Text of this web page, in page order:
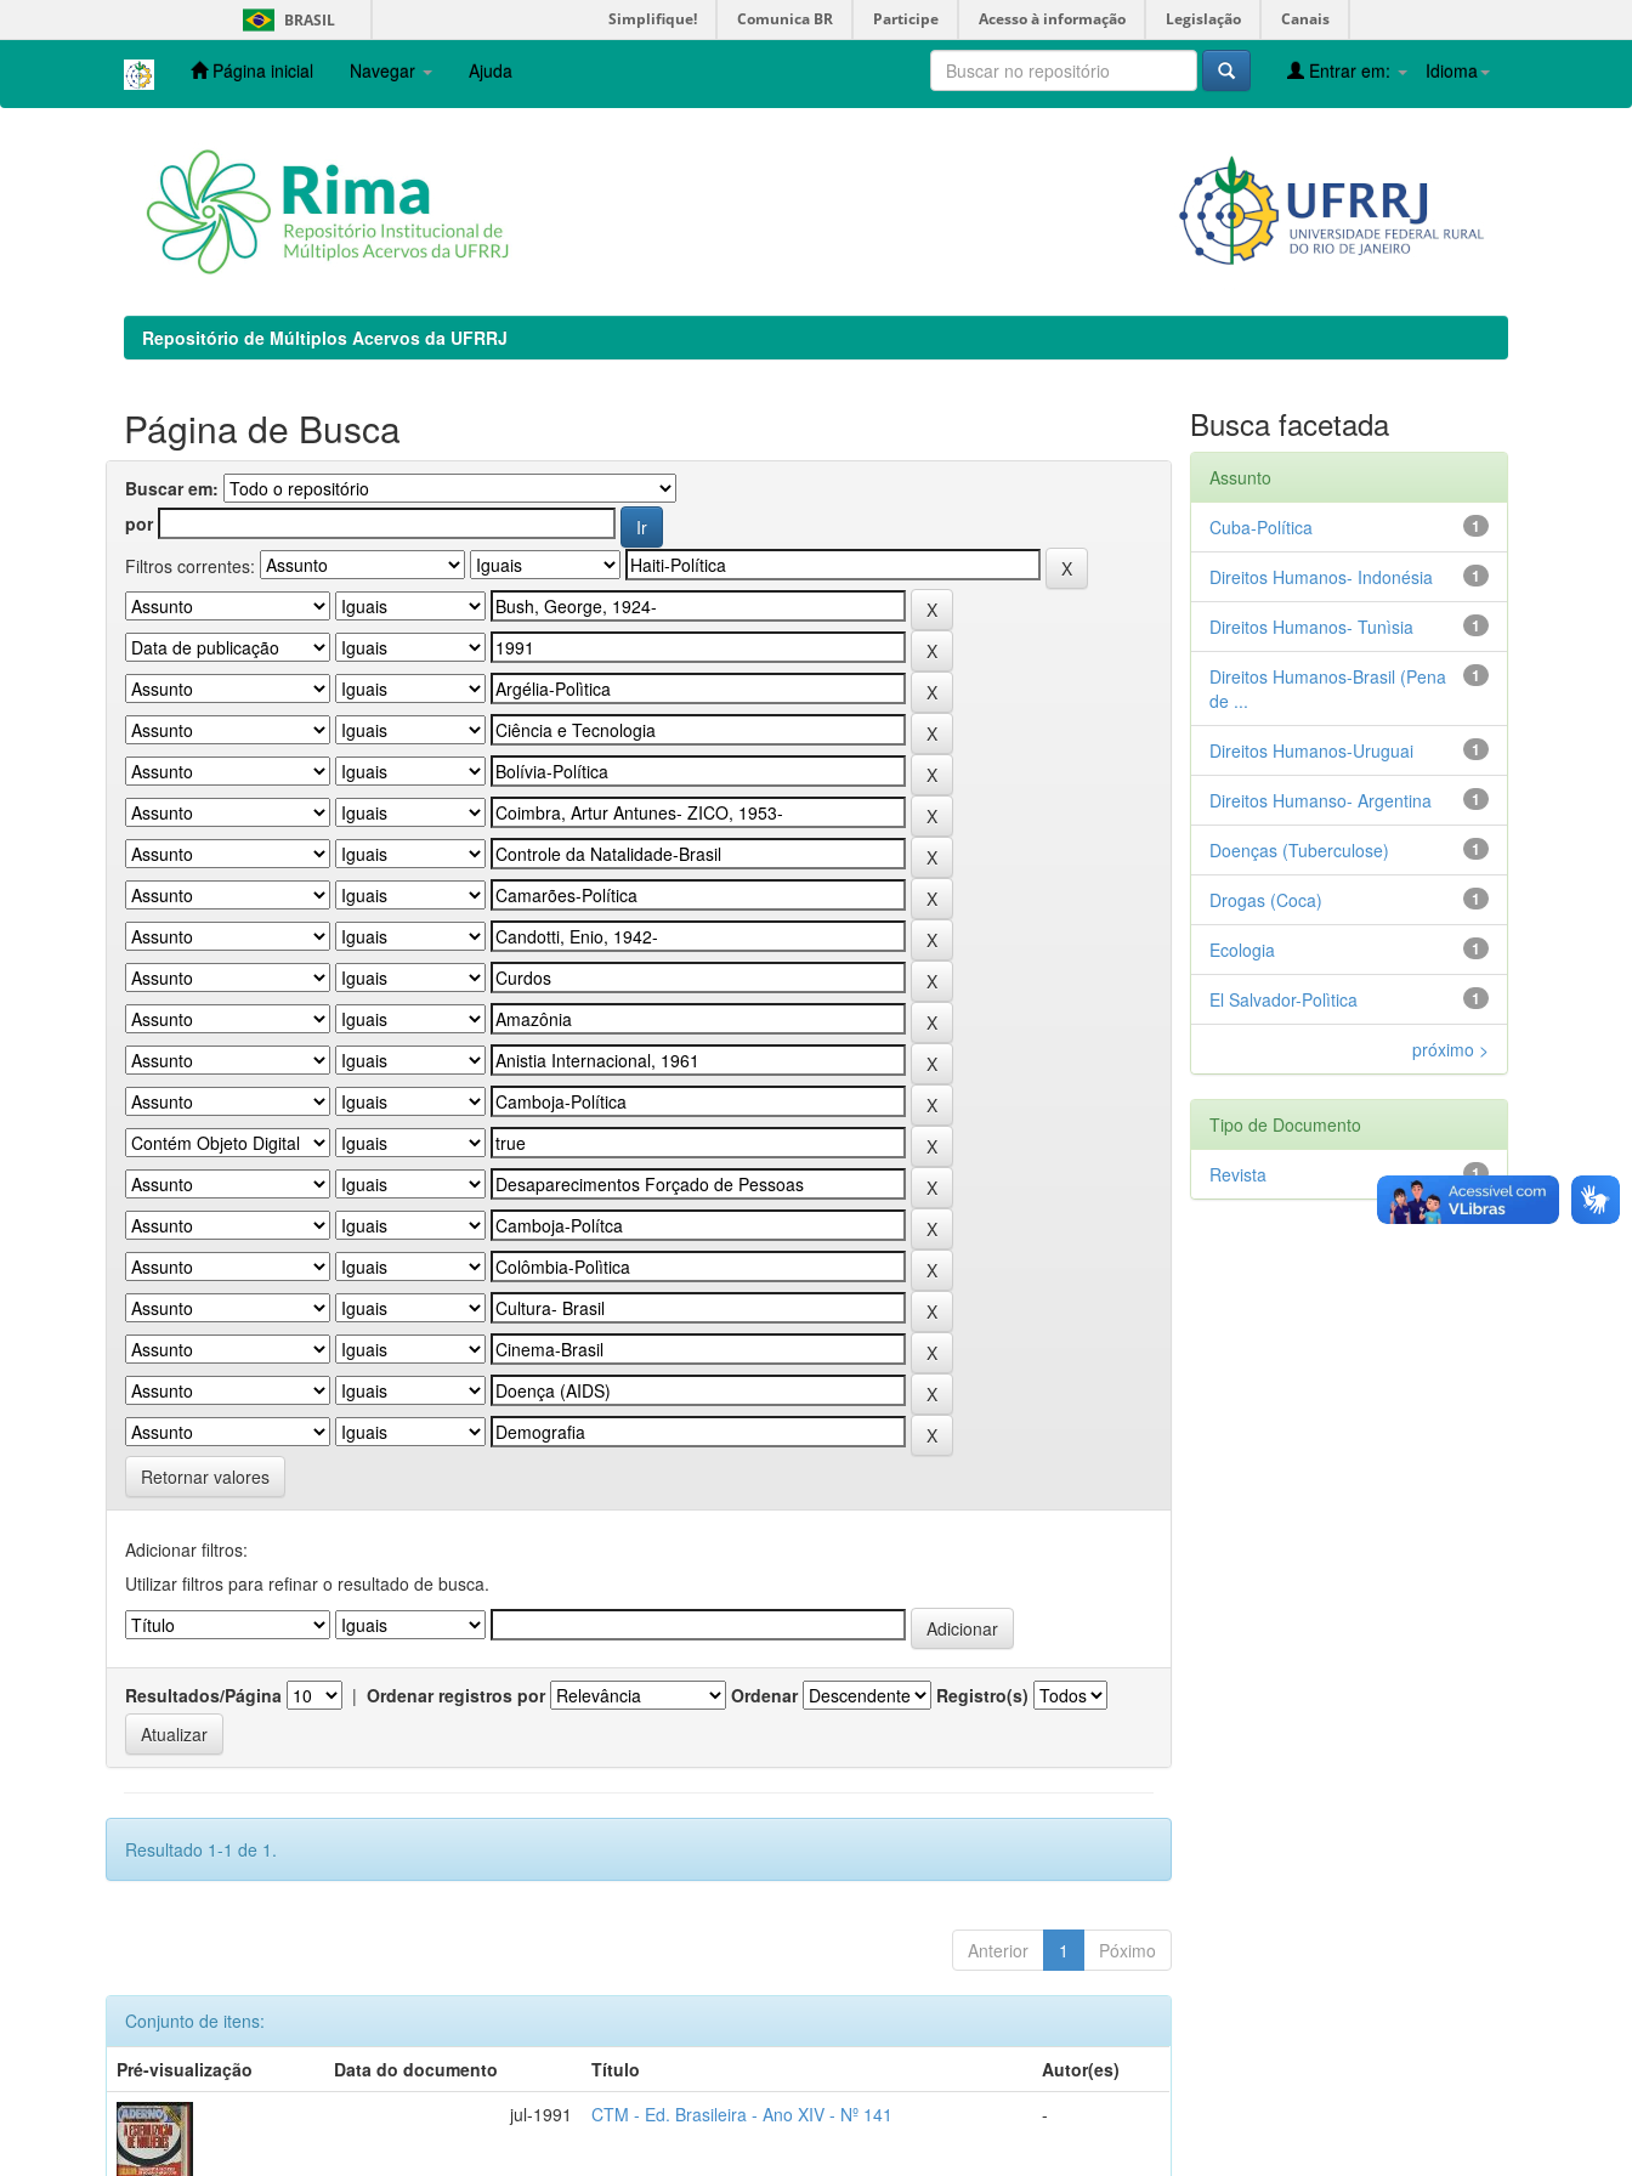
navigation
BRASIL Simplifique! Comunica BR Participe Acesso à informação Legislação Canais
Página inicial Navegar Ajuda Idioma
Entrar em:
Repositório de Múltiplos Acervos da UFRRJ
Página de Busca
Buscar em:
por
Filtros correntes:
Retornar valores
Adicionar filtros:
Utilizar filtros para refinar o resultado de busca.
Resultados/Página | Ordenar registros por Ordenar Registro(s)
Resultado 1-1 de 1.
Anterior 1 Póximo
Conjunto de itens:
Pré-visualização
Data do documento Título
Autor(es)
jul-1991
CTM - Ed. Brasileira - Ano XIV - Nº 141 -
Busca facetada
Assunto
1
Cuba-Política
1
Direitos Humanos- Indonésia
1
Direitos Humanos- Tunìsia
1
Direitos Humanos-Brasil (Pena
de ...
1
Direitos Humanos-Uruguai
1
Direitos Humanso- Argentina
1
Doenças (Tuberculose)
1
Drogas (Coca)
1
Ecologia
1
El Salvador-Polìtica
próximo >
Tipo de Documento
1
Revista